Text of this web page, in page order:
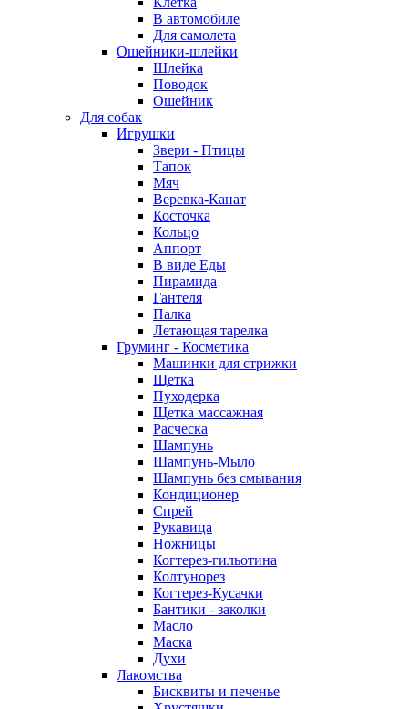
В автомобиле
Для самолета
Ошейники-шлейки
Шлейка
Поводок
Ошейник
Для собак
Игрушки
Звери - Птицы
Тапок
Мяч
Веревка-Канат
Косточка
Кольцо
Аппорт
В виде Еды
Пирамида
Гантеля
Палка
Летающая тарелка
Груминг - Косметика
Машинки для стрижки
Щетка
Пуходерка
Щетка массажная
Расческа
Шампунь
Шампунь-Мыло
Шампунь без cмывания
Кондиционер
Спрей
Рукавица
Ножницы
Когтерез-гильотина
Колтунорез
Когтерез-Кусачки
Бантики - заколки
Масло
Маска
Духи
Лакомства
Бисквиты и печенье